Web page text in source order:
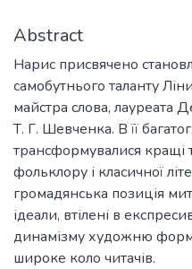
Abstract
Нарис присвячено
самобутнього таланту
майстра слова, лауреата
Т. Г. Шевченка. В її
трансформувалися кращі
фольклору і класичної
громадянська позиція
ідеали, втілені в
динамізму художню
широке коло читачів.